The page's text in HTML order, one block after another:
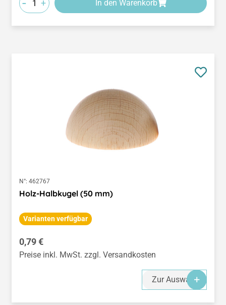
+ In den Warenkorb
N°: 462767
Holz-Halbkugel (50 mm)
Varianten verfügbar
Regulärer Preis:
0,79 €
Preise inkl. MwSt. zzgl. Versandkosten
Zur Auswahl